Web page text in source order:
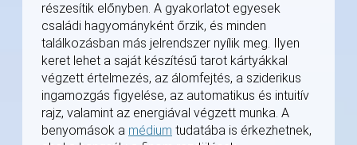
részesítik előnyben. A gyakorlatot egyesek
családi hagyományként őrzik, és minden
találkozásban más jelrendszer nyílik meg. Ilyen
keret lehet a saját készítésű tarot kártyákkal
végzett értelmezés, az álomfejtés, a sziderikus
ingamozgás figyelése, az automatikus és intuitív
rajz, valamint az energiával végzett munka. A
benyomások a médium tudatába is érkezhetnek,